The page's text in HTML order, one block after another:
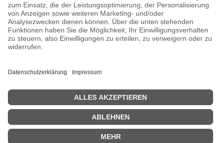
Info zu Elektro- u. Elektronikgeräten
Batterieentsorgung
Informationen zur Echtheit von Kundenbewertungen
© Copyright 2026 Wohnambiente-Shop